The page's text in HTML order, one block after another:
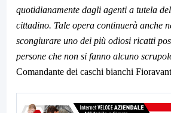
quotidianamente dagli agenti a tutela
cittadino. Tale opera continuerà anche
scongiurare uno dei più odiosi ricatti
persone che non si fanno alcuno
Comandante dei caschi bianchi